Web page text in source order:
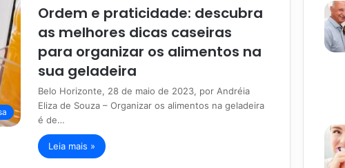
Ordem e praticidade: descubra
as melhores dicas caseiras
para organizar os alimentos na
sua geladeira
Belo Horizonte, 28 de maio de 2023, por Andréia
Eliza de Souza – Organizar os alimentos na geladeira
é de…
Leia mais »